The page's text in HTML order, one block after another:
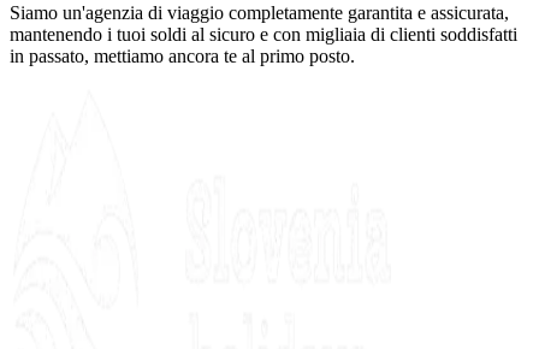
Siamo un'agenzia di viaggio completamente garantita e assicurata,
mantenendo i tuoi soldi al sicuro e con migliaia di clienti soddisfatti
in passato, mettiamo ancora te al primo posto.